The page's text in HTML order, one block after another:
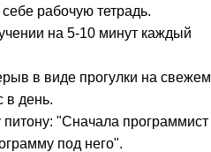
рабочую тетрадь.
на 5-10 минут каждый
в виде прогулки на свежем
в день.
"Сначала программист
под него".